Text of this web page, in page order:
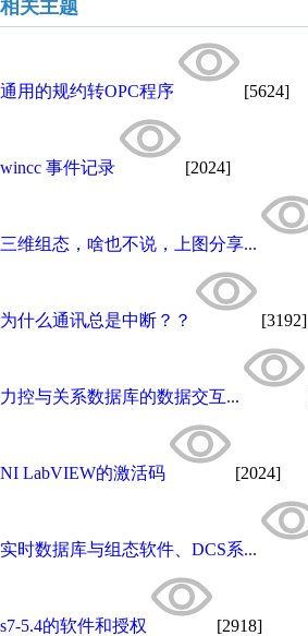
相关主题
通用的规约转OPC程序 [5624]
wincc 事件记录 [2024]
三维组态，啥也不说，上图分享...
为什么通讯总是中断？？ [3192]
力控与关系数据库的数据交互...
NI LabVIEW的激活码 [2024]
实时数据库与组态软件、DCS系...
s7-5.4的软件和授权 [2918]